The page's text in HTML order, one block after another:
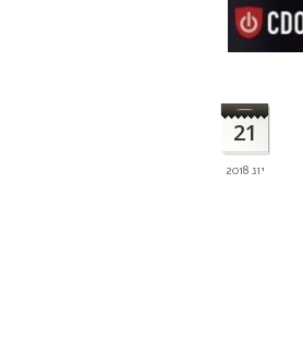
21
יונ 2018